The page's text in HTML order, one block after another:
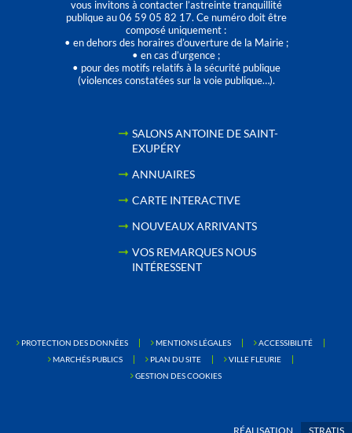
vous invitons à contacter l’astreinte tranquillité
publique au 06 59 05 82 17. Ce numéro doit être
composé uniquement :
• en dehors des horaires d’ouverture de la Mairie ;
• en cas d’urgence ;
• pour des motifs relatifs à la sécurité publique
(violences constatées sur la voie publique…).
SALONS ANTOINE DE SAINT-
EXUPÉRY
ANNUAIRES
CARTE INTERACTIVE
NOUVEAUX ARRIVANTS
VOS REMARQUES NOUS
INTÉRESSENT
PROTECTION DES DONNÉES MENTIONS LÉGALES
ACCESSIBILITÉ
MARCHÉS PUBLICS
PLAN DU SITE
VILLE FLEURIE
GESTION DES COOKIES
RÉALISATION STRATIS